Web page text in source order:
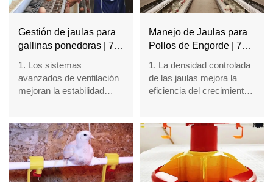
Gestión de jaulas para
gallinas ponedoras | 7
mayor rendimiento de
huevos
1. Los sistemas
avanzados de ventilación
mejoran la estabilidad
2. Los equipos de
alimentación
automatizados favorecen
una distribución nutricional
Manejo de Jaulas para
Pollos de Engorde | 7
Crecimiento Más Rápido
de los Pollos de
1. La densidad controlada
de las jaulas mejora la
eficiencia del crecimiento
2. La estabilidad de la
ventilación reduce el
impacto del amoníaco en
el metabolismo